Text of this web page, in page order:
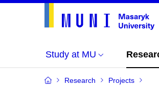
Study at MU
Research Projects